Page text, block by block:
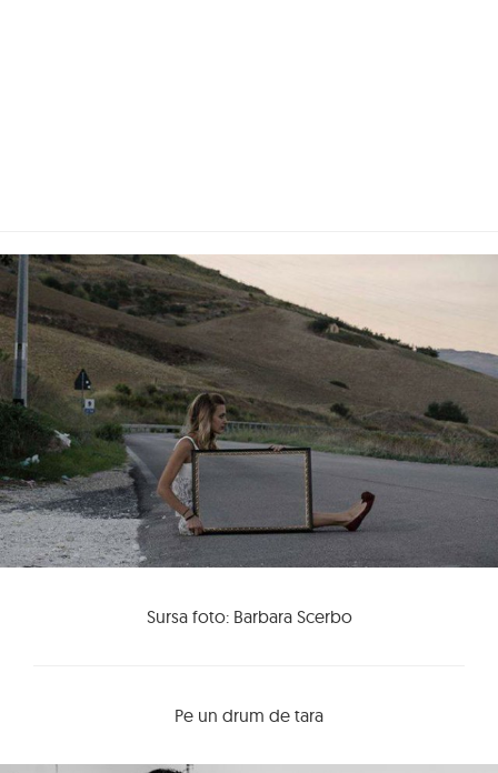
Sursa foto: Barbara Scerbo
Pe un drum de tara